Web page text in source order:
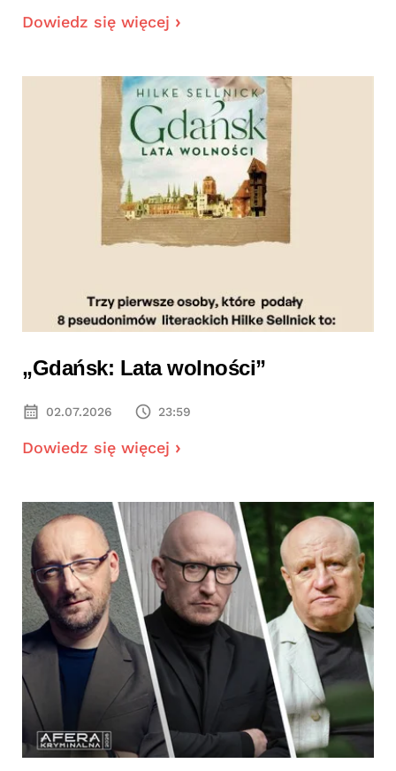
Dowiedz się więcej
„Gdańsk: Lata wolności”
02.07.2026 23:59
Dowiedz się więcej